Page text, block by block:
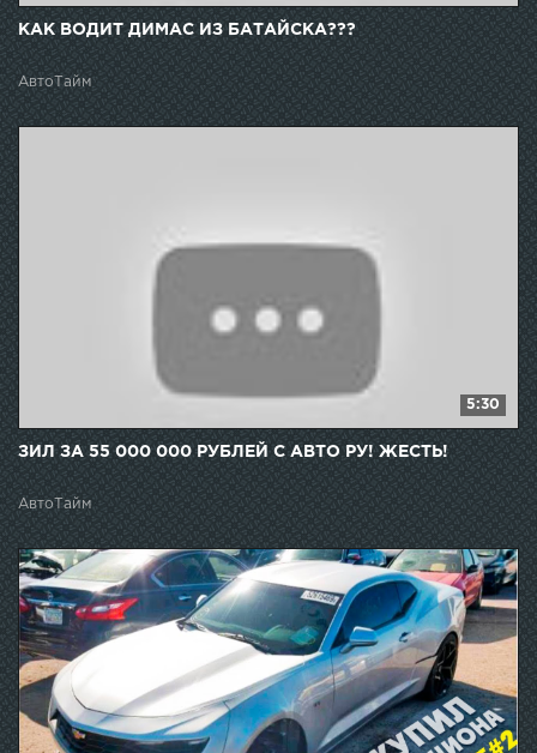
КАК ВОДИТ ДИМАС ИЗ БАТАЙСКА???
АвтоТайм
5:30
ЗИЛ ЗА 55 000 000 РУБЛЕЙ С АВТО РУ! ЖЕСТЬ!
АвтоТайм